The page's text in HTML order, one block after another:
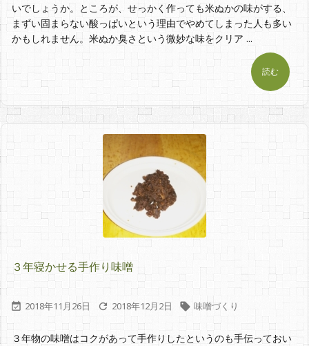
いでしょうか。ところが、せっかく作っても米ぬかの味がする、
まずい固まらない酸っぱいという理由でやめてしまった人も多い
かもしれません。米ぬか臭さという微妙な味をクリア ...
読む
３年寝かせる手作り味噌
 2018年11月26日  2018年12月2日  味噌づくり
３年物の味噌はコクがあって手作りしたというのも手伝っておい